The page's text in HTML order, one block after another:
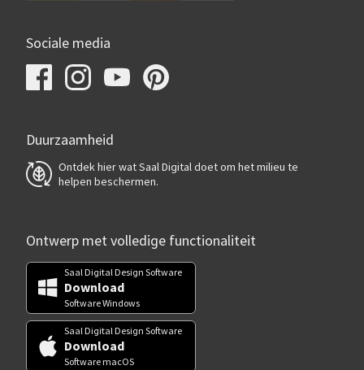
Sociale media
Duurzaamheid
Ontdek hier wat Saal Digital doet om het milieu te
helpen beschermen.
Ontwerp met volledige functionaliteit
Saal Digital Design Software
Download
Software Windows
Saal Digital Design Software
Download
Software macOS